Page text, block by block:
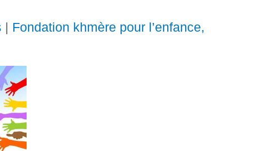
| Fondation khmère pour l’enfance,